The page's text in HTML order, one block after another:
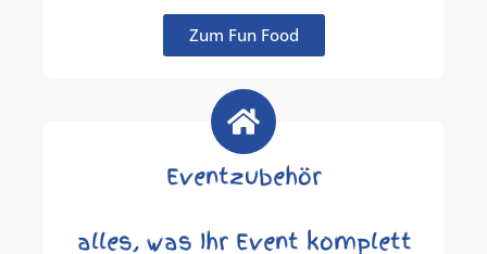
Zum Fun Food
Eventzubehör
alles, was Ihr Event komplett